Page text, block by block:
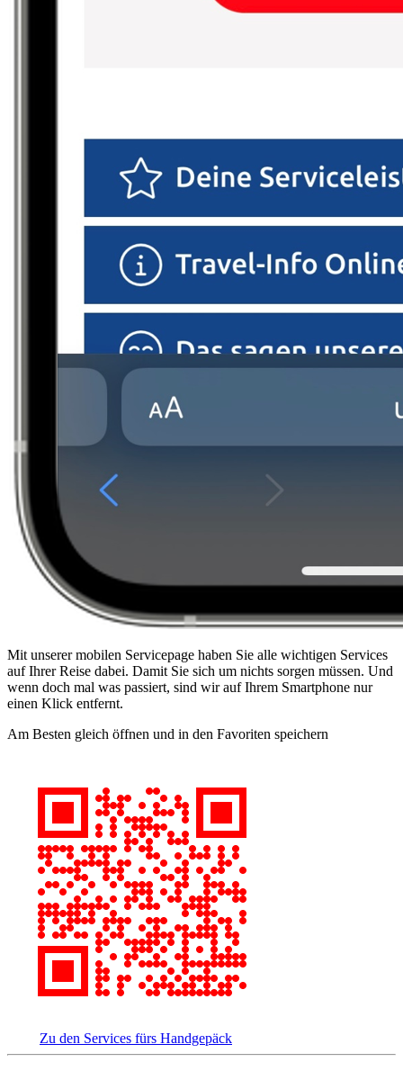
Mit unserer mobilen Servicepage haben Sie alle wichtigen Services
auf Ihrer Reise dabei. Damit Sie sich um nichts sorgen müssen. Und
wenn doch mal was passiert, sind wir auf Ihrem Smartphone nur
einen Klick entfernt.
Am Besten gleich öffnen und in den Favoriten speichern
Zu den Services fürs Handgepäck